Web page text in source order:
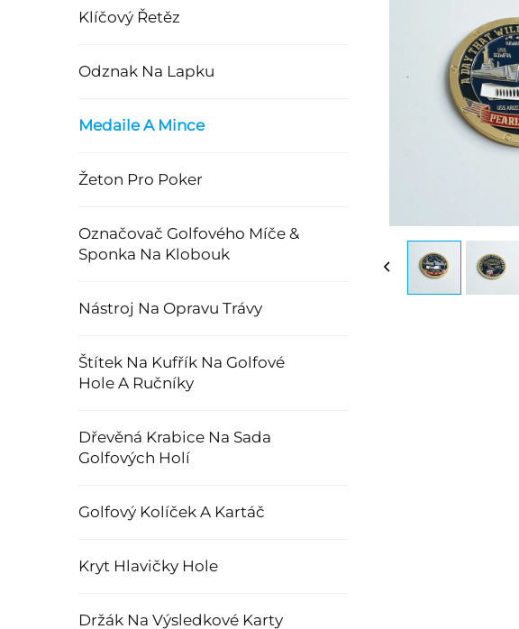
Klíčový Řetěz
Odznak Na Lapku
Medaile A Mince
Žeton Pro Poker
Označovač Golfového Míče &
Sponka Na Klobouk
Nástroj Na Opravu Trávy
Štítek Na Kufřík Na Golfové
Hole A Ručníky
Dřevěná Krabice Na Sada
Golfových Holí
Golfový Kolíček A Kartáč
Kryt Hlavičky Hole
Držák Na Výsledkové Karty